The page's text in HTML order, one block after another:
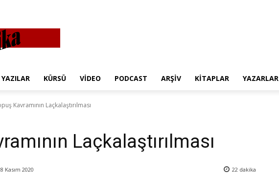
YAZILAR KÜRSÜ VIDEO PODCAST ARŞIV KITAPLAR YAZARLAR
Kavramının Laçkalaştırılması
Laçkalaştırılması
Kasım 2020 22 dakika